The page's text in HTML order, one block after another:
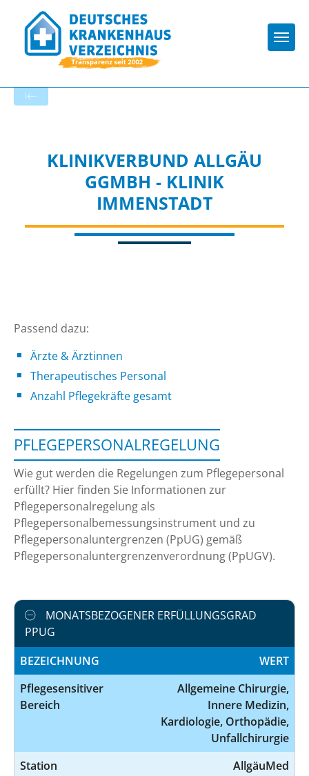
KLINIKVERBUND ALLGÄU
GGMBH - KLINIK
IMMENSTADT
Passend dazu:
Ärzte & Ärztinnen
Therapeutisches Personal
Anzahl Pflegekräfte gesamt
PFLEGEPERSONALREGELUNG
Wie gut werden die Regelungen zum Pflegepersonal
erfüllt? Hier finden Sie Informationen zur
Pflegepersonalregelung als
Pflegepersonalbemessungsinstrument und zu
Pflegepersonaluntergrenzen (PpUG) gemäß
Pflegepersonaluntergrenzenverordnung (PpUGV).
MONATSBEZOGENER ERFÜLLUNGSGRAD
PPUG
BEZEICHNUNG
WERT
Pflegesensitiver
Bereich
Allgemeine Chirurgie,
Innere Medizin,
Kardiologie, Orthopädie,
Unfallchirurgie
Station
AllgäuMed